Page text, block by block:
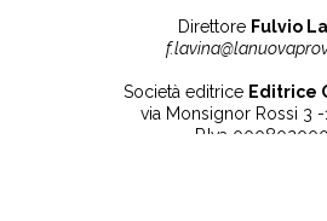
Direttore Fulvio
Società editrice Editrice
via Monsignor Rossi 3 -
P.Iva